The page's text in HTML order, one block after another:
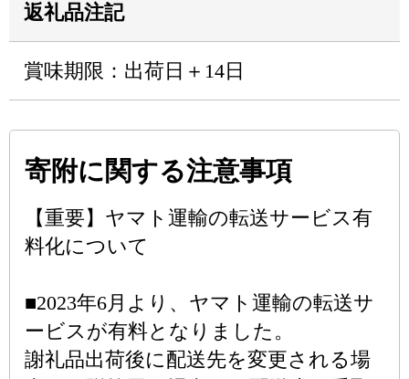
返礼品注記
賞味期限：出荷日＋14日
寄附に関する注意事項
【重要】ヤマト運輸の転送サービス有
料化について
■2023年6月より、ヤマト運輸の転送サ
ービスが有料となりました。
謝礼品出荷後に配送先を変更される場